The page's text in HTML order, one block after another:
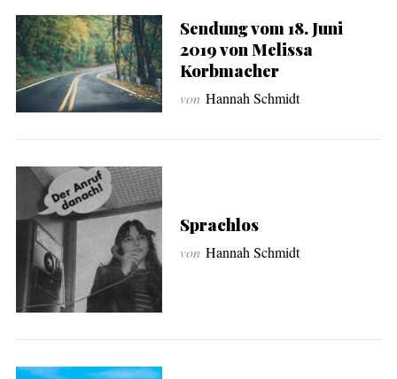
Sendung vom 18. Juni
2019 von Melissa
Korbmacher
von Hannah Schmidt
Sprachlos
von Hannah Schmidt